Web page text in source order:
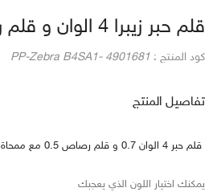
قلم حبر زيبرا 4 الوان و قلم رصاص وممحاة
كود المنتج : PP-Zebra B4SA1- 4901681
تفاصيل المنتج
قلم حبر 4 الوان 0.7 و قلم رصاص 0.5 مع ممحاة
يمكنك اختيار اللون الذي يعجبك